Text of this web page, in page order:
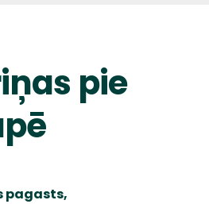
pie
pagasts,